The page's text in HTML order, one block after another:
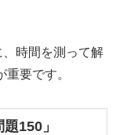
時間を測って解
要です。
150」